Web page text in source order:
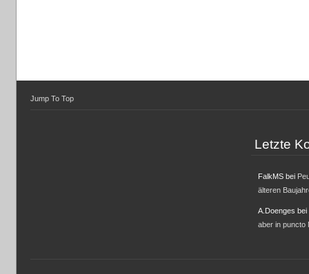
Jump To Top
Letzte
FalkMSbei
älteren
A.Doenges bei
aber in puncto